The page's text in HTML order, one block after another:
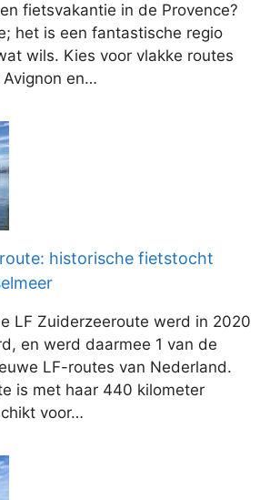
fietsvakantie in de Provence?
het is een fantastische regio
wils. Kies voor vlakke routes
en…
historische fietstocht
LF Zuiderzeeroute werd in 2020
en werd daarmee 1 van de
LF-routes van Nederland.
is met haar 440 kilometer
voor…